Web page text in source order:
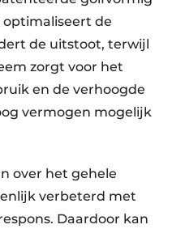
de
de uitstoot, terwijl
zorgt voor het
en de verhoogde
vermogen mogelijk
over het gehele
verbeterd met
Daardoor kan